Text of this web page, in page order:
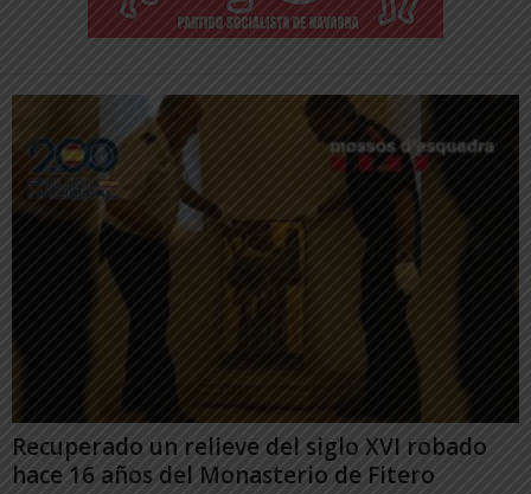
Recuperado un relieve del siglo XVI robado
hace 16 años del Monasterio de Fitero